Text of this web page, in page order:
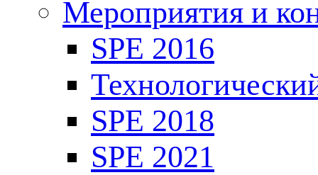
Мероприятия и
SPE 2016
SPE 2018
SPE 2021